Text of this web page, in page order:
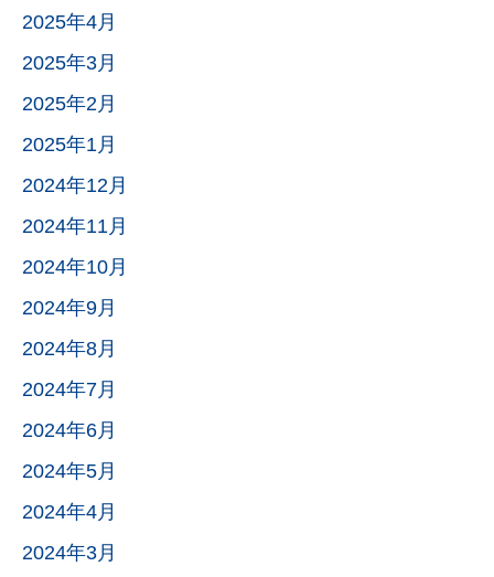
2025年4月
2025年3月
2025年2月
2025年1月
2024年12月
2024年11月
2024年10月
2024年9月
2024年8月
2024年7月
2024年6月
2024年5月
2024年4月
2024年3月